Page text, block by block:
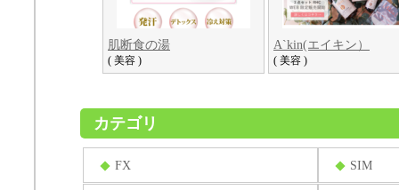
肌断食の湯
( 美容 )
A`kin(エイキン）
( 美容 )
カテゴリ
FX SIM